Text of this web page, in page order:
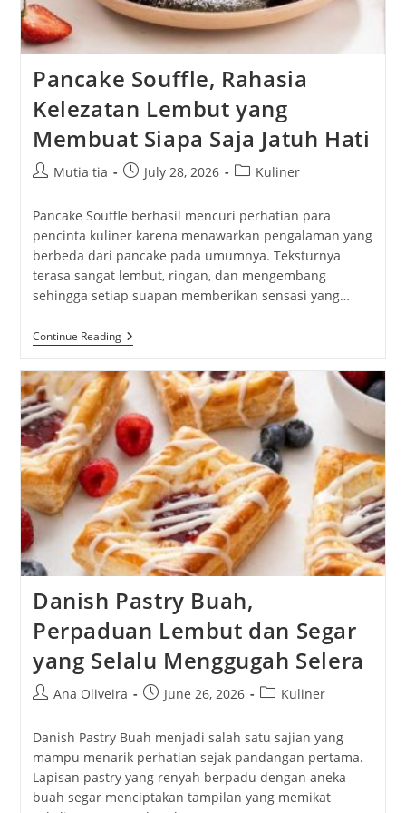
Pancake Souffle, Rahasia
Kelezatan Lembut yang
Membuat Siapa Saja Jatuh Hati
PostMutia tia
PostJuly 28, 2026
PostKuliner
Pancake Souffle berhasil mencuri perhatian para
pencinta kuliner karena menawarkan pengalaman yang
berbeda dari pancake pada umumnya. Teksturnya
terasa sangat lembut, ringan, dan mengembang
sehingga setiap suapan memberikan sensasi yang…
Continue ReadingPancake
Souffle,
Kelezatan
Lembut
Yang
Membuat
Siapa
Saja
Jatuh
Hati
Danish Pastry Buah,
Perpaduan Lembut dan Segar
yang Selalu Menggugah Selera
PostAna Oliveira
PostJune 26, 2026
PostKuliner
Danish Pastry Buah menjadi salah satu sajian yang
mampu menarik perhatian sejak pandangan pertama.
Lapisan pastry yang renyah berpadu dengan aneka
buah segar menciptakan tampilan yang memikat